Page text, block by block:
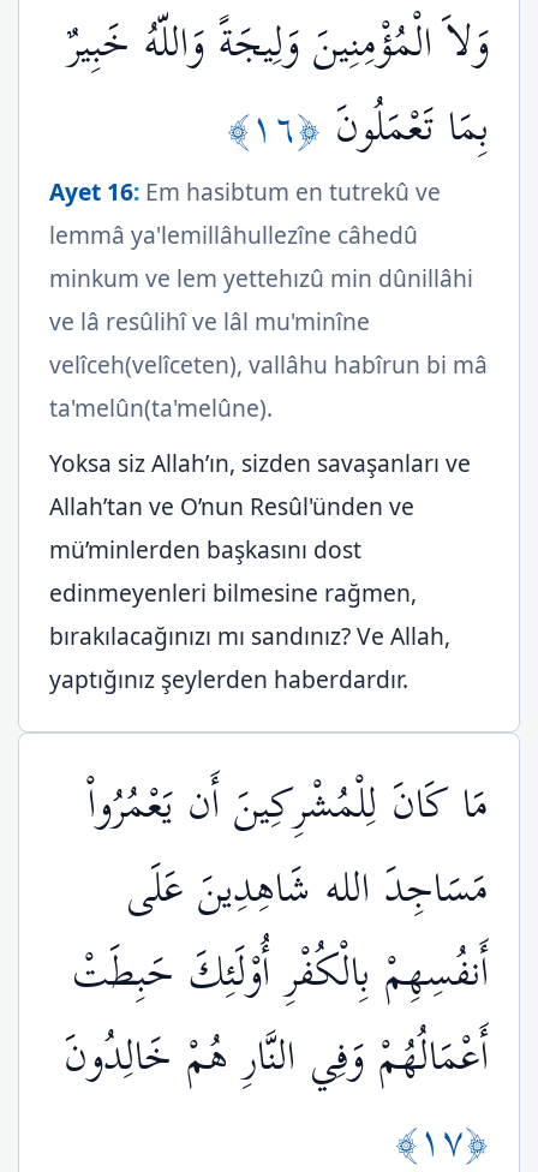
وَلاَ الْمُؤْمِنِينَ وَلِيجَةً وَاللّهُ خَبِيرٌ
بِمَا تَعْمَلُونَ ﴿١٦﴾
Ayet 16: Em hasibtum en tutrekû ve
lemmâ ya'lemillâhullezîne câhedû
minkum ve lem yettehızû min dûnillâhi
ve lâ resûlihî ve lâl mu'minîne
velîceh(velîceten), vallâhu habîrun bi mâ
ta'melûn(ta'melûne).
Yoksa siz Allah’ın, sizden savaşanları ve
Allah’tan ve O’nun Resûl'ünden ve
mü’minlerden başkasını dost
edinmeyenleri bilmesine rağmen,
bırakılacağınızı mı sandınız? Ve Allah,
yaptığınız şeylerden haberdardır.
مَا كَانَ لِلْمُشْرِكِينَ أَن يَعْمُرُواْ
مَسَاجِدَ الله شَاهِدِينَ عَلَى
أَنفُسِهِمْ بِالْكُفْرِ أُوْلَئِكَ حَبِطَتْ
أَعْمَالُهُمْ وَفِي النَّارِ هُمْ خَالِدُونَ
﴿١٧﴾